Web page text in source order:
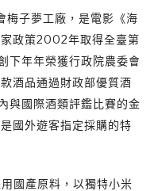
子夢工廠，是電影《海
政策2002年取得全臺第
下年年榮獲行政院農委會
酒品通過財政部優質酒
與國際酒類評鑑比賽的金
國外遊客指定採購的特
國產原料，以獨特小米